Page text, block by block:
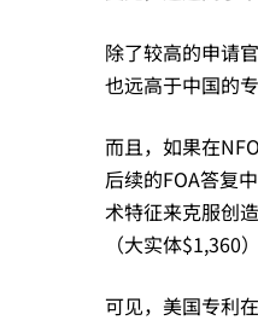
性
审
查
的
除了较高的申请
也远高于中国的
而且，如果在
后续的FOA答复
术特征来克服创
（大实体$1,360
可见，美国专利